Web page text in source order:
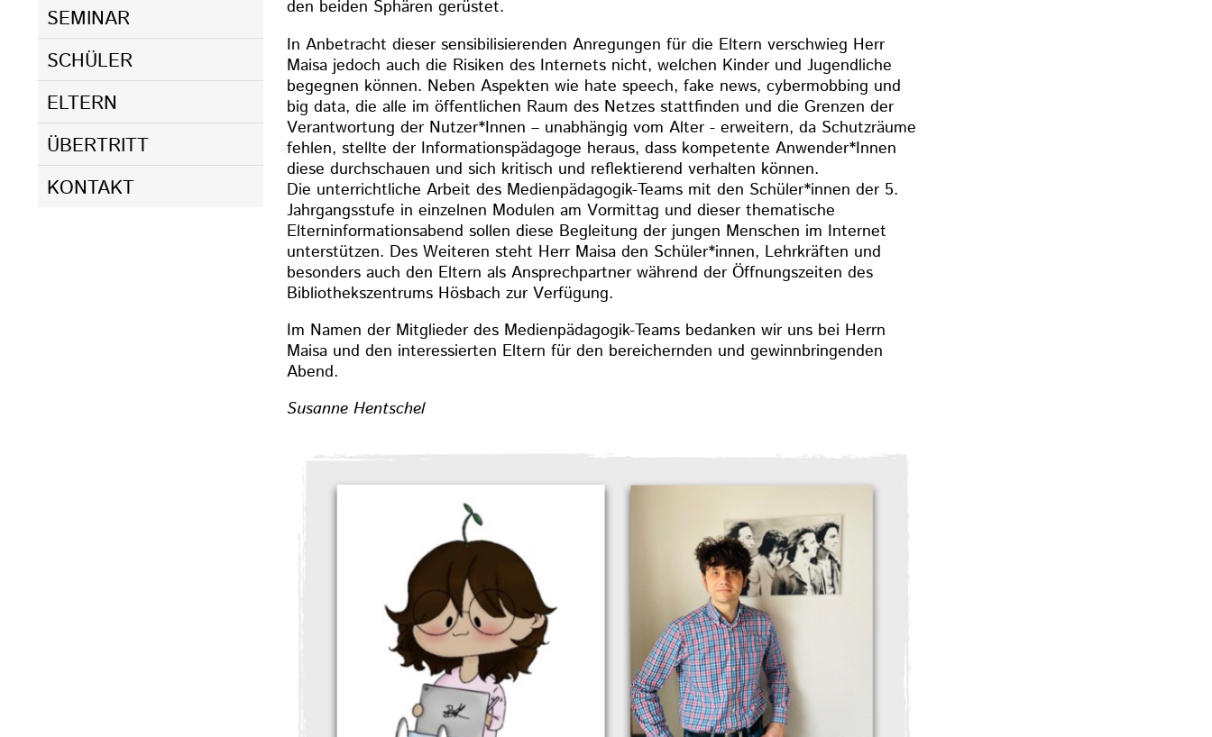
den beiden Sphären gerüstet.
In Anbetracht dieser sensibilisierenden Anregungen für die Eltern verschwieg Herr
Maisa jedoch auch die Risiken des Internets nicht, welchen Kinder und Jugendliche
begegnen können. Neben Aspekten wie hate speech, fake news, cybermobbing und
big data, die alle im öffentlichen Raum des Netzes stattfinden und die Grenzen der
Verantwortung der Nutzer*Innen – unabhängig vom Alter - erweitern, da Schutzräume
fehlen, stellte der Informationspädagoge heraus, dass kompetente Anwender*Innen
diese durchschauen und sich kritisch und reflektierend verhalten können.
Die unterrichtliche Arbeit des Medienpädagogik-Teams mit den Schüler*innen der 5.
Jahrgangsstufe in einzelnen Modulen am Vormittag und dieser thematische
Elterninformationsabend sollen diese Begleitung der jungen Menschen im Internet
unterstützen. Des Weiteren steht Herr Maisa den Schüler*innen, Lehrkräften und
besonders auch den Eltern als Ansprechpartner während der Öffnungszeiten des
Bibliothekszentrums Hösbach zur Verfügung.
Im Namen der Mitglieder des Medienpädagogik-Teams bedanken wir uns bei Herrn
Maisa und den interessierten Eltern für den bereichernden und gewinnbringenden
Abend.
Susanne Hentschel
SEMINAR
SCHÜLER
ELTERN
ÜBERTRITT
KONTAKT